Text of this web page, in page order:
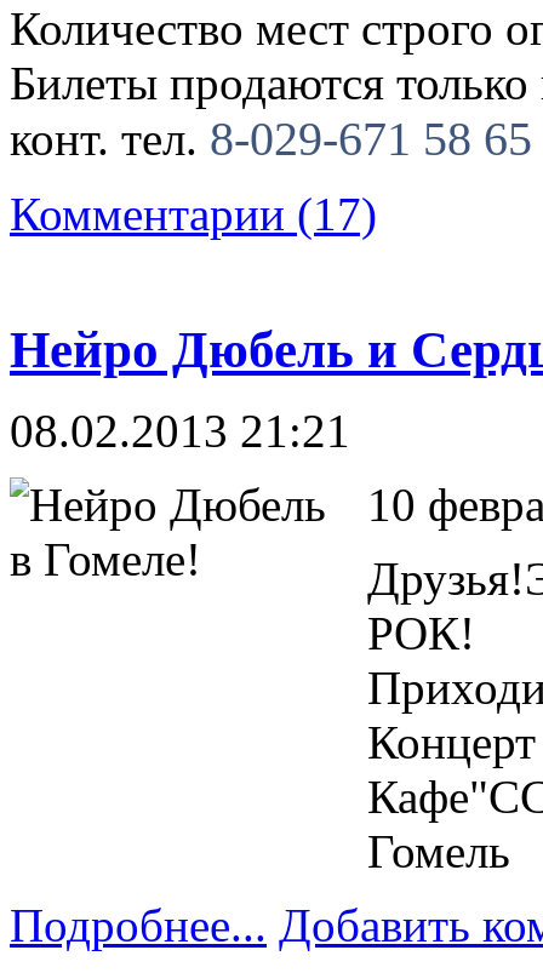
Количество мест строго
Билеты продаются
конт. тел. 8-029-671 58 65
Комментарии (17)
Нейро Дюбель и
08.02.2013 21:21
10
РОК!
Гомель
Подробнее... Добавить